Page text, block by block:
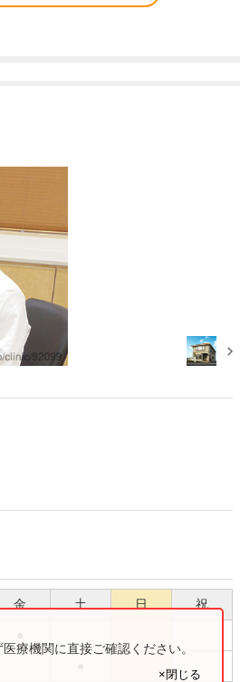
金 土 日 祝
療機関に直接ご確認ください。
×閉じる